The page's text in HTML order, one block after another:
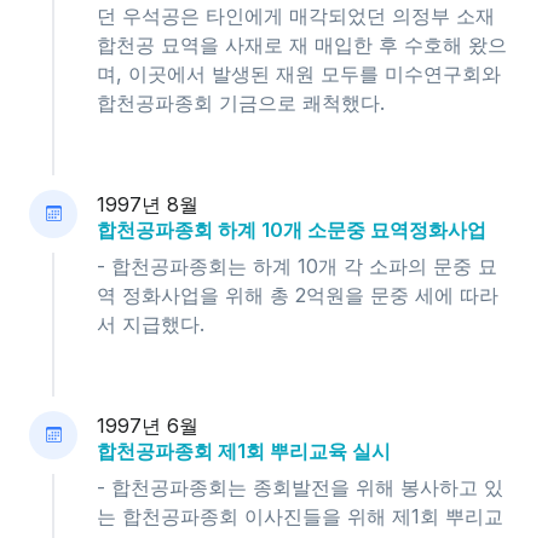
던 우석공은 타인에게 매각되었던 의정부 소재
합천공 묘역을 사재로 재 매입한 후 수호해 왔으
며, 이곳에서 발생된 재원 모두를 미수연구회와
합천공파종회 기금으로 쾌척했다.
1997년 8월
합천공파종회 하계 10개 소문중 묘역정화사업
- 합천공파종회는 하계 10개 각 소파의 문중 묘
역 정화사업을 위해 총 2억원을 문중 세에 따라
서 지급했다.
1997년 6월
합천공파종회 제1회 뿌리교육 실시
- 합천공파종회는 종회발전을 위해 봉사하고 있
는 합천공파종회 이사진들을 위해 제1회 뿌리교